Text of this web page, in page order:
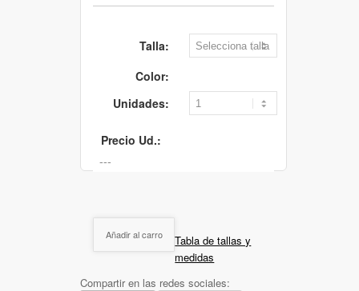
Talla:
Color:
Unidades:
Precio Ud.:
Añadir al carro
Tabla de tallas y
medidas
Compartir en las redes sociales: